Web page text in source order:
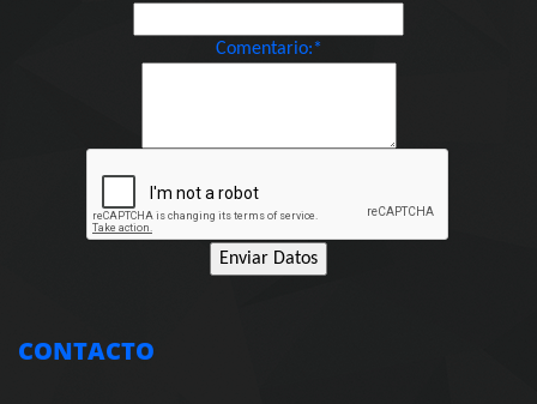
Comentario:*
CONTACTO